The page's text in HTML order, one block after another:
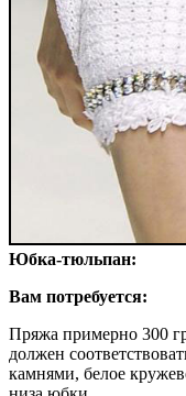
Юбка-тюльпан:
Вам потребуется:
Пряжа примерно 300
должен
камнями, белое